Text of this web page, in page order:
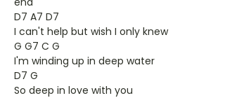
D7 A7 D7
I can't help but wish I only knew
G G7 C G
I'm winding up in deep water
D7 G
So deep in love with you